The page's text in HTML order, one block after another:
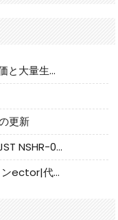
CNC Tech 国产線維コンポーネント評価と大量生産適合ガイド
更新
JSTコネクタ-正品および代替品としてJST NSHR-02V-Sコネクタを提供します
JSTコンector-正品JST GHR-09V-Sコンector|代替品提供